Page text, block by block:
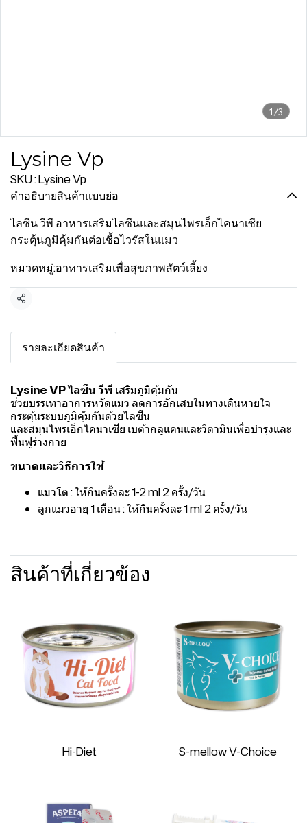
1/3
Lysine Vp
SKU : Lysine Vp
คำอธิบายสินค้าแบบย่อ
ไลซีน วีพี อาหารเสริมไลซีนและสมุนไพรเอ็กไคนาเซีย
กระตุ้นภูมิคุ้มกันต่อเชื้อไวรัสในแมว
หมวดหมู่:อาหารเสริมเพื่อสุขภาพสัตว์เลี้ยง
แชร์
รายละเอียดสินค้า
Lysine VP ไลซีน วีพี เสริมภูมิคุ้มกัน
ช่วยบรรเทาอาการหวัดแมว ลดการอักเสบในทางเดินหายใจ
กระตุ้นระบบภูมิคุ้มกันด้วยไลซีน
และสมุนไพรเอ็กไคนาเซีย เบต้ากลูแคนและวิตามินเพื่อบำรุงและ
ฟื้นฟูร่างกาย
ขนาดและวิธีการใช้
แมวโต : ให้กินครั้งละ 1-2 ml 2 ครั้ง/วัน
ลูกแมวอายุ 1 เดือน : ให้กินครั้งละ 1 ml 2 ครั้ง/วัน
สินค้าที่เกี่ยวข้อง
Hi-Diet S-mellow V-Choice